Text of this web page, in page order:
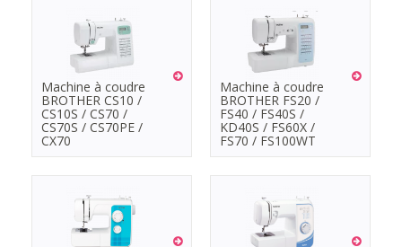
Machine à coudre
BROTHER CS10 /
CS10S / CS70 /
CS70S / CS70PE /
CX70
Machine à coudre
BROTHER FS20 /
FS40 / FS40S /
KD40S / FS60X /
FS70 / FS100WT